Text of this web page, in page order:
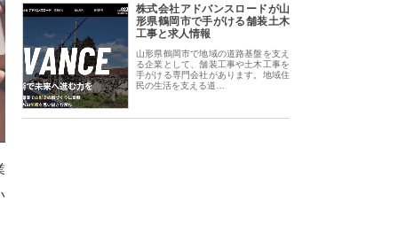
株式会社アドバンスロードが山
形県鶴岡市で手がける舗装土木
工事と求人情報
山形県鶴岡市で地域の道路基盤を支え
る企業として、舗装工事や土木工事を
手がける専門会社があります。地域住
民の生活を支える道…